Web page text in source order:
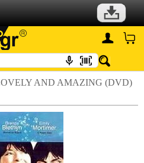
AND AMAZING (DVD)